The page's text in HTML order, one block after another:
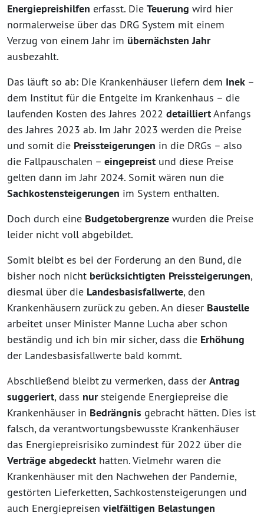
Energiepreishilfen erfasst. Die Teuerung wird hier
normalerweise über das DRG System mit einem
Verzug von einem Jahr im übernächsten Jahr
ausbezahlt.
Das läuft so ab: Die Krankenhäuser liefern dem Inek –
dem Institut für die Entgelte im Krankenhaus – die
laufenden Kosten des Jahres 2022 detailliertAnfangs
des Jahres 2023 ab. Im Jahr 2023 werden die Preise
und somit die Preissteigerungen in die DRGs – also
die Fallpauschalen – eingepreist und diese Preise
gelten dann im Jahr 2024. Somit wären nun die
Sachkostensteigerungen im System enthalten.
Doch durch eine Budgetobergrenze wurden die Preise
leider nicht voll abgebildet.
Somit bleibt es bei der Forderung an den Bund, die
bisher noch nicht berücksichtigten Preissteigerungen,
diesmal über die Landesbasisfallwerte, den
Krankenhäusern zurück zu geben. An dieser Baustelle
arbeitet unser Minister Manne Lucha aber schon
beständig und ich bin mir sicher, dass die Erhöhung
der Landesbasisfallwerte bald kommt.
Abschließend bleibt zu vermerken, dass der Antrag
suggeriert, dass nursteigende Energiepreise die
Krankenhäuser in Bedrängnis gebracht hätten. Dies ist
falsch, da verantwortungsbewusste Krankenhäuser
das Energiepreisrisiko zumindest für 2022 über die
Verträge abgedeckt hatten. Vielmehr waren die
Krankenhäuser mit den Nachwehen der Pandemie,
gestörten Lieferketten, Sachkostensteigerungen und
auch Energiepreisen vielfältigen Belastungen